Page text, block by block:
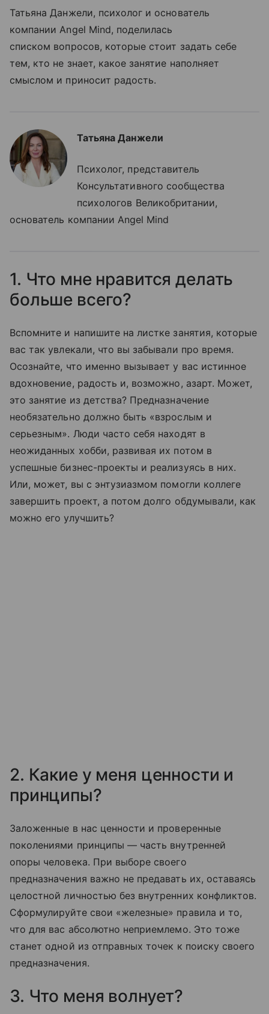
Татьяна Данжели, психолог и основатель
компании Angel Mind, поделилась
списком вопросов, которые стоит задать себе
тем, кто не знает, какое занятие наполняет
смыслом и приносит радость.
Татьяна Данжели
Психолог, представитель
Консультативного сообщества
психологов Великобритании,
основатель компании Angel Mind
1. Что мне нравится делать
больше всего?
Вспомните и напишите на листке занятия, которые
вас так увлекали, что вы забывали про время.
Осознайте, что именно вызывает у вас истинное
вдохновение, радость и, возможно, азарт. Может,
это занятие из детства? Предназначение
необязательно должно быть «взрослым и
серьезным». Люди часто себя находят в
неожиданных хобби, развивая их потом в
успешные бизнес-проекты и реализуясь в них.
Или, может, вы с энтузиазмом помогли коллеге
завершить проект, а потом долго обдумывали, как
можно его улучшить?
2. Какие у меня ценности и
принципы?
Заложенные в нас ценности и проверенные
поколениями принципы — часть внутренней
опоры человека. При выборе своего
предназначения важно не предавать их, оставаясь
целостной личностью без внутренних конфликтов.
Сформулируйте свои «железные» правила и то,
что для вас абсолютно неприемлемо. Это тоже
станет одной из отправных точек к поиску своего
предназначения.
3. Что меня волнует?